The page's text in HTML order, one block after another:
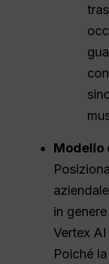
Modello
in
Vertex
Poiché